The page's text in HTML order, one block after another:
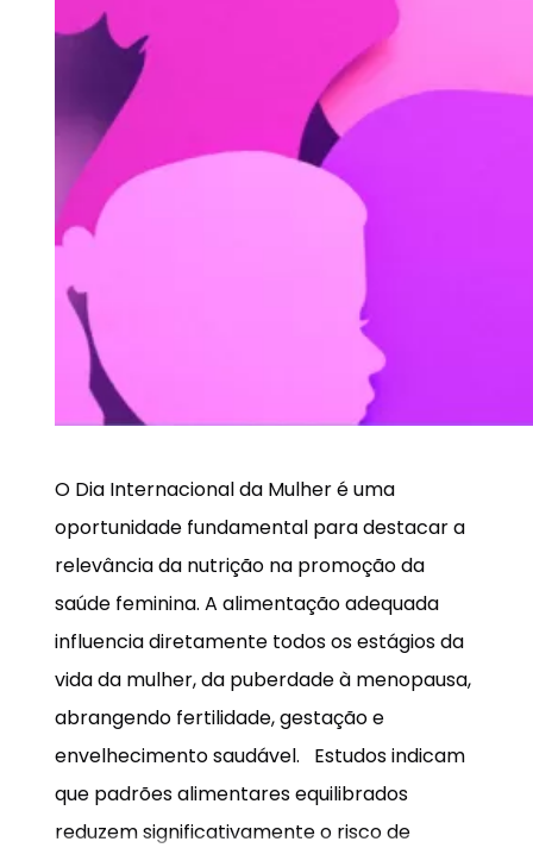
O Dia Internacional da Mulher é uma
oportunidade fundamental para destacar a
relevância da nutrição na promoção da
saúde feminina. A alimentação adequada
influencia diretamente todos os estágios da
vida da mulher, da puberdade à menopausa,
abrangendo fertilidade, gestação e
envelhecimento saudável. Estudos indicam
que padrões alimentares equilibrados
reduzem significativamente o risco de